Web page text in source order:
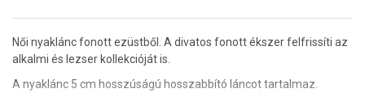
Női nyaklánc fonott ezüstből. A divatos fonott ékszer felfrissíti az
alkalmi és lezser kollekcióját is.
A nyaklánc 5 cm hosszúságú hosszabbító láncot tartalmaz.